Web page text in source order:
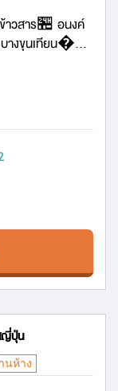
าวสาร🏪 อนงค์
บางขุนเทียน...
ญี่ปุ่น
นห้าง